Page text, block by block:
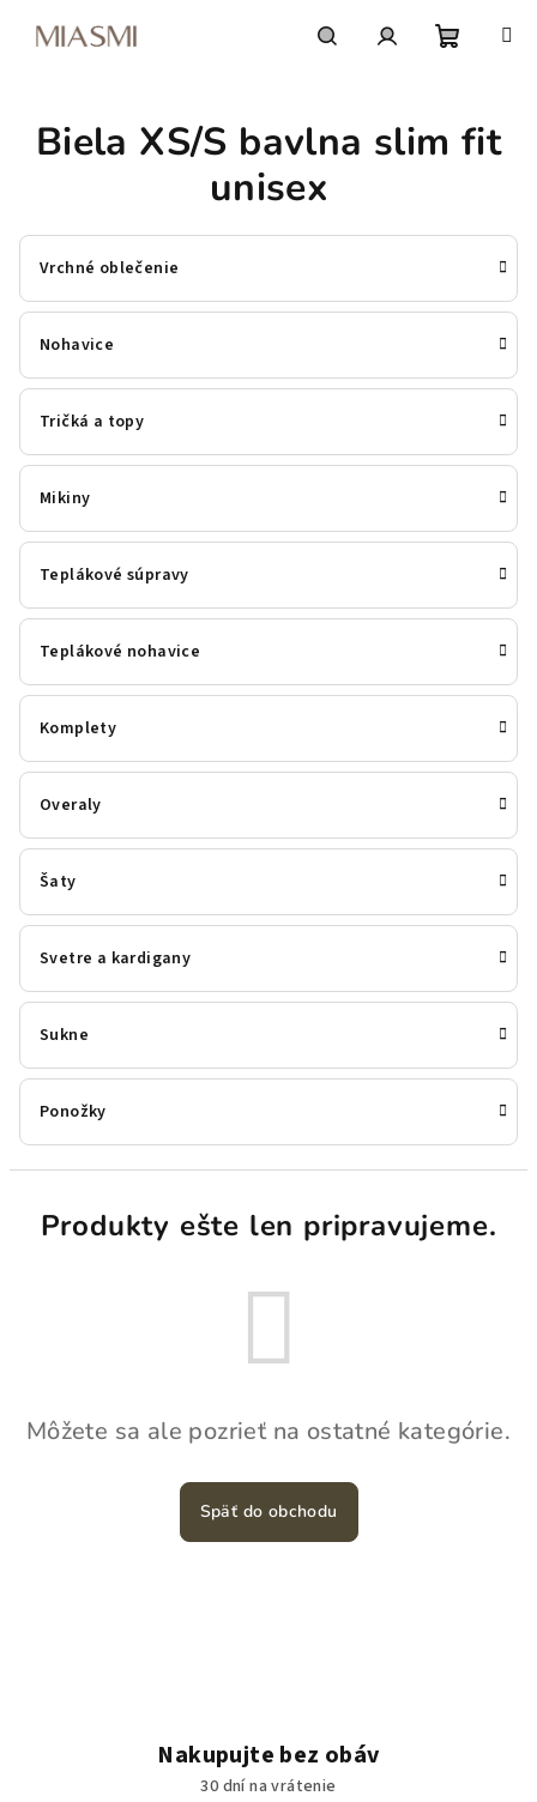
košík
Biela XS/S bavlna slim fit
unisex
Vrchné oblečenie
Nohavice
Tričká a topy
Mikiny
Teplákové súpravy
Teplákové nohavice
Komplety
Overaly
Šaty
Svetre a kardigany
Sukne
Ponožky
Produkty ešte len pripravujeme.
Môžete sa ale pozrieť na ostatné kategórie.
Späť do obchodu
Nakupujte bez obáv
30 dní na vrátenie